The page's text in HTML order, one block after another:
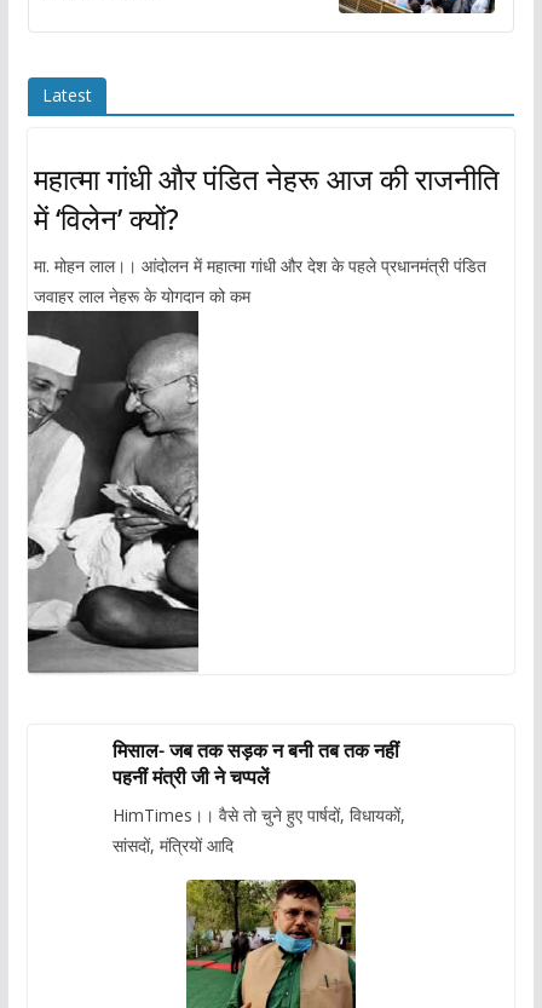
Latest
महात्मा गांधी और पंडित नेहरू आज की राजनीति
में ‘विलेन’ क्यों?
मा. मोहन लाल।। आंदोलन में महात्मा गांधी और देश के पहले प्रधानमंत्री पंडित
जवाहर लाल नेहरू के योगदान को कम
मिसाल- जब तक सड़क न बनी तब तक नहीं
पहनीं मंत्री जी ने चप्पलें
HimTimes।। वैसे तो चुने हुए पार्षदों, विधायकों,
सांसदों, मंत्रियों आदि